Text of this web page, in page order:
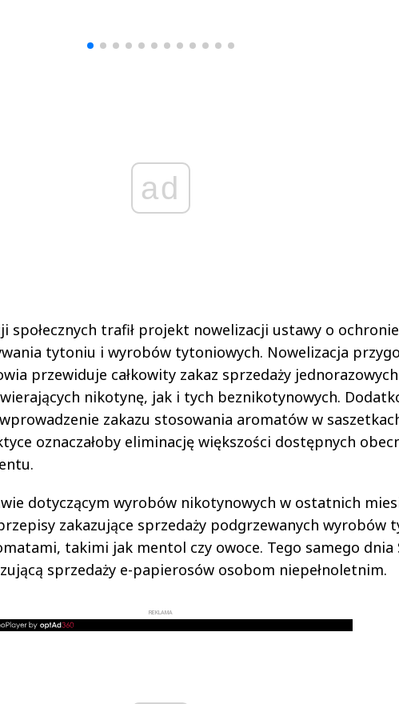
ad
społecznych trafił projekt nowelizacji ustawy o
tytoniu i wyrobów tytoniowych. Nowelizacja
przewiduje całkowity zakaz sprzedaży
nikotynę, jak i tych beznikotynowych.
zakazu stosowania aromatów w
oznaczałoby eliminację większości dostępnych
dotyczącym wyrobów nikotynowych w ostatnich
zakazujące sprzedaży podgrzewanych wyrobów
takimi jak mentol czy owoce. Tego samego dnia
sprzedaży e-papierosów osobom niepełnoletnim.
REKLAMA